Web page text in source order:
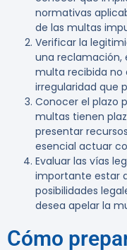
normativas
de las multas
Verificar la
una reclamación,
multa recibida no
irregularidad que
Conocer el plazo
multas tienen
presentar
esencial actuar
Evaluar las vías
importante estar
posibilidades
desea apelar la
Cómo